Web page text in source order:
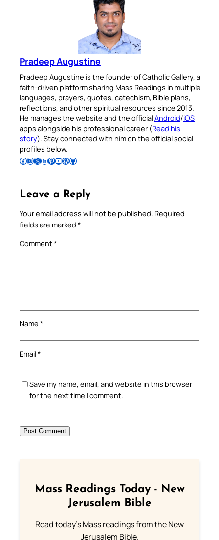
Pradeep Augustine
Pradeep Augustine is the founder of Catholic Gallery, a
faith-driven platform sharing Mass Readings in multiple
languages, prayers, quotes, catechism, Bible plans,
reflections, and other spiritual resources since 2013.
He manages the website and the officialAndroid/iOS
apps alongside his professional career (Read his
story). Stay connected with him on the official social
profiles below.
Follow Pradeep on Facebook Follow Pradeep on InstagramFollow Pradeep on X Follow Pradeep on LinkedIn Follow Pradeep on Pinterest Subscribe to Pradeep’s Youtube Channel Follow Pradeep on WordPress Follow Pradeep on GitHub
Leave a Reply
Your email address will not be published. Required
fields are marked *
Comment*
Name *
Email*
Save my name, email, and website in this browser
for the next time I comment.
Mass Readings Today - New
Jerusalem Bible
Read today's Mass readings from the New
Jerusalem Bible.